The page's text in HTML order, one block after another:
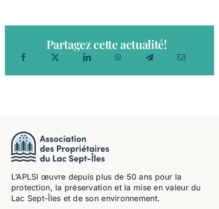
Partagez cette actualité!
L’APLSI œuvre depuis plus de 50 ans pour la
protection, la préservation et la mise en valeur du
Lac Sept-Îles et de son environnement.